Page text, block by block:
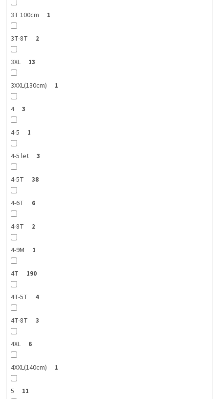
3T 100cm 1
3T-8T 2
3XL 13
3XXL(130cm) 1
4 3
4-5 1
4-5 let 3
4-5T 38
4-6T 6
4-8T 2
4-9M 1
4T 190
4T-5T 4
4T-8T 3
4XL 6
4XXL(140cm) 1
5 11